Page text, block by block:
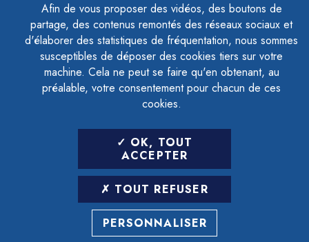
Afin de vous proposer des vidéos, des boutons de
partage, des contenus remontés des réseaux sociaux et
d'élaborer des statistiques de fréquentation, nous sommes
susceptibles de déposer des cookies tiers sur votre
machine. Cela ne peut se faire qu'en obtenant, au
préalable, votre consentement pour chacun de ces
cookies.
OK, TOUT
ACCEPTER
TOUT REFUSER
PERSONNALISER
ACCESSIBILITÉ - PARTIELLEMENT CONFORME
PLAN DU SITE
MENTIONS LÉGALES
CONTACTER LE DÉLÉGUÉ À LA PROTECTION DES DONNÉES
GESTION DES COOKIES
LETTRE D'INFORMATION
SAISIR VOTRE ADRESSE E-MAIL
POUR VOUS INSCRIRE :
ARCHIVES DÉSINSCRIPTION